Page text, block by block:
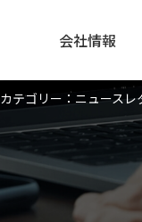
会社情報
カテゴリー：ニュース